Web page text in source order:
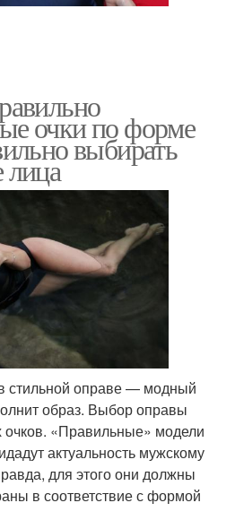
очки по форме
выбирать
стильной оправе — модный
образ. Выбор оправы
очков. «Правильные» модели
актуальность мужскому
для этого они должны
в соответствие с формой